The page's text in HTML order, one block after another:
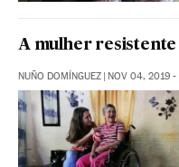
A mulher
NUÑO DOMÍNGUEZ | NOV 04, 2019 -